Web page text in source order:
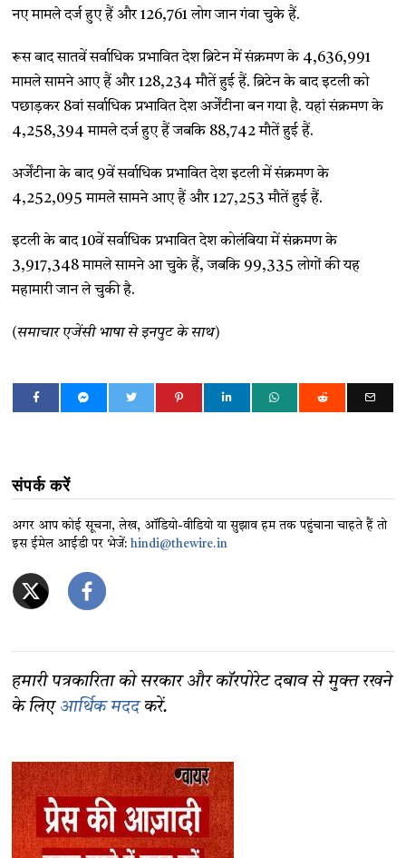
नए मामले दर्ज हुए हैं और 126,761 लोग जान गंवा चुके हैं.
रूस बाद सातवें सर्वाधिक प्रभावित देश ब्रिटेन में संक्रमण के 4,636,991
मामले सामने आए हैं और 128,234 मौतें हुई हैं. ब्रिटेन के बाद इटली को
पछाड़कर 8वां सर्वाधिक प्रभावित देश अर्जेंटीना बन गया है. यहां संक्रमण के
4,258,394 मामले दर्ज हुए हैं जबकि 88,742 मौतें हुई हैं.
अर्जेंटीना के बाद 9वें सर्वाधिक प्रभावित देश इटली में संक्रमण के
4,252,095 मामले सामने आए हैं और 127,253 मौतें हुई हैं.
इटली के बाद 10वें सर्वाधिक प्रभावित देश कोलंबिया में संक्रमण के
3,917,348 मामले सामने आ चुके हैं, जबकि 99,335 लोगों की यह
महामारी जान ले चुकी है.
(समाचार एजेंसी भाषा से इनपुट के साथ)
संपर्क करें
अगर आप कोई सूचना, लेख, ऑडियो-वीडियो या सुझाव हम तक पहुंचाना चाहते हैं तो
इस ईमेल आईडी पर भेजें:hindi@thewire.in
हमारी पत्रकारिता को सरकार और कॉरपोरेट दबाव से मुक्त रखने
के लिए आर्थिक मददकरें.